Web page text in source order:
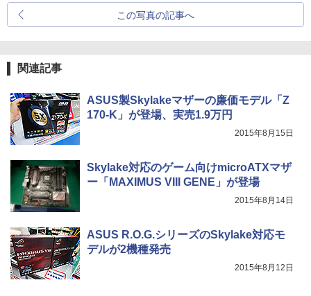
この写真の記事へ
関連記事
ASUS製Skylakeマザーの廉価モデル「Z
170-K」が登場、実売1.9万円
2015年8月15日
Skylake対応のゲーム向けmicroATXマザ
ー「MAXIMUS VIII GENE」が登場
2015年8月14日
ASUS R.O.G.シリーズのSkylake対応モ
デルが2機種発売
2015年8月12日